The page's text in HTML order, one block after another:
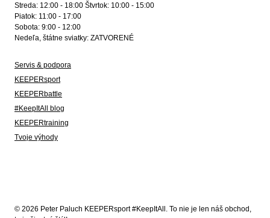
Streda: 12:00 - 18:00 Štvrtok: 10:00 - 15:00
Piatok: 11:00 - 17:00
Sobota: 9:00 - 12:00
Nedeľa, štátne sviatky: ZATVORENÉ
Servis & podpora
KEEPERsport
KEEPERbattle
#KeepItAll blog
KEEPERtraining
Tvoje výhody
© 2026 Peter Paluch KEEPERsport #KeepItAll. To nie je len náš obchod,